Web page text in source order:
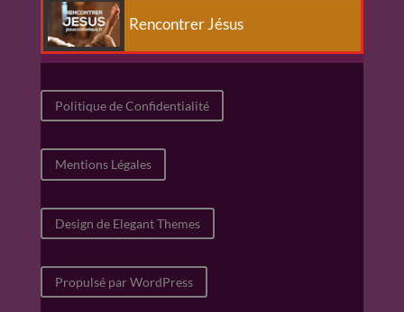
Rencontrer Jésus
Politique de Confidentialité
Mentions Légales
Design de Elegant Themes
Propulsé par WordPress